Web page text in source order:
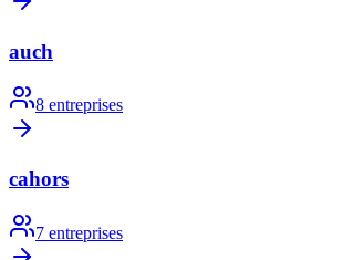
auch
8 entreprises
cahors
7 entreprises